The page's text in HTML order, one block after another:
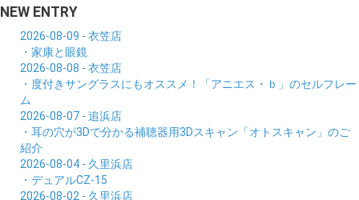
NEW ENTRY
2026-08-09 - 衣笠店
・家康と眼鏡
2026-08-08 - 衣笠店
・度付きサングラスにもオススメ！「アニエス・ｂ」のセルフレー
ム
2026-08-07 - 追浜店
・耳の穴が3Dで分かる補聴器用3Dスキャン「オトスキャン」のご
紹介
2026-08-04 - 久里浜店
・デュアルCZ-15
2026-08-02 - 久里浜店